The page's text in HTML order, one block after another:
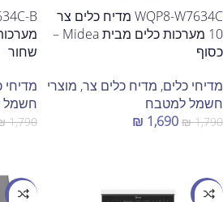
WQP8-W7634C מדיח כלים צר
10 מערכות כלים מבית Midea –
כסוף
מדיחי כלים, מדיח כלים צר, מוצרי
חשמל למטבח
₪1,790
₪ 1,690
שחור
מדיחי
חשמל
1,790
מבצע מבצע